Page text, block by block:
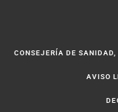
CONSEJERÍA DE
AVISO